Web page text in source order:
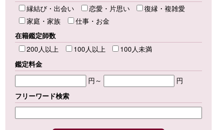
縁結び・出会い
恋愛・片思い
復縁・複雑愛
家庭・家族
仕事・お金
在籍鑑定師数
200人以上
100人以上
100人未満
鑑定料金
円～
円
フリーワード検索